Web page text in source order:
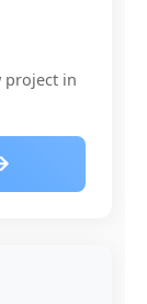
project in